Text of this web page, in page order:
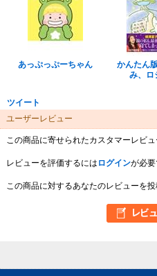
あっぷっぷーちゃん
かんたん
み、ロ
ツイート
ユーザーレビュー
この商品に寄せられたカスタマーレビュ
レビューを評価するには ログインが必要
この商品に対するあなたのレビューを投